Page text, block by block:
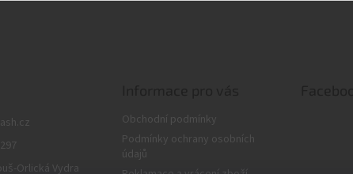
Orlická Vydra
Obchodní podmínky
Podmínky ochrany osobních
údajů